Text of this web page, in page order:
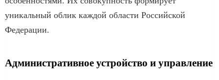
уникальный облик каждой области Российской
Федерации.
Административное устройство и управление